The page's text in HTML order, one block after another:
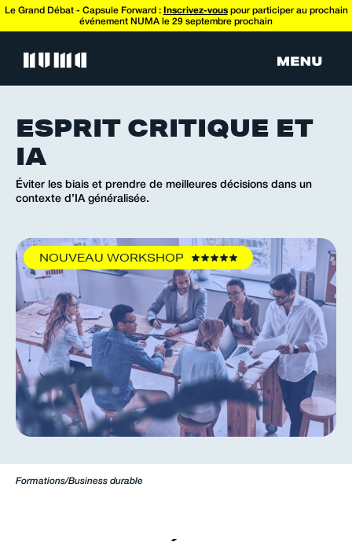
Le Grand Débat - Capsule Forward : Inscrivez-vouspour participer au prochain
événement NUMA le 29 septembre prochain
ESPRIT CRITIQUE ET
IA
Éviter les biais et prendre de meilleures décisions dans un
contexte d’IA généralisée.
NOUVEAU WORKSHOP
Formations/Business durable